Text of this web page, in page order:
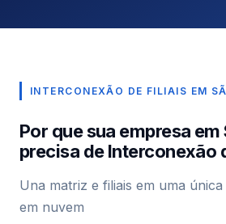
INTERCONEXÃO DE FILIAIS EM
Por que sua empresa
precisa de Interconexão
Una matriz e filiais em uma
em nuvem